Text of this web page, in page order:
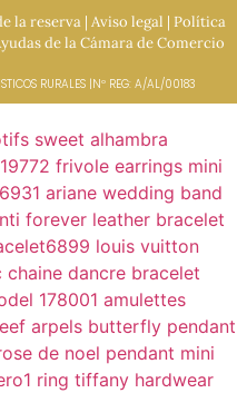
la reserva| Aviso legal | Política
de la Cámara de Comercio
RURALES |Nº REG: A/AL/00183
sweet alhambra
frivole earrings mini
ariane wedding band
forever leather bracelet
louis vuitton
chaine dancre bracelet
178001 amulettes
arpels butterfly pendant
de noel pendant mini
ring tiffany hardwear